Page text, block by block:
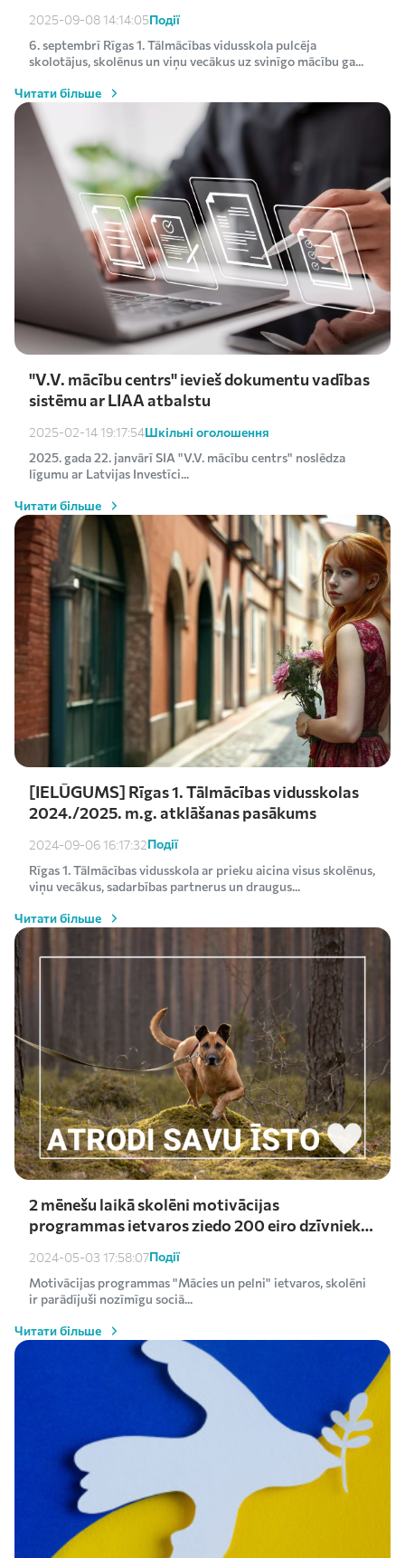
2025-09-08 14:14:05Події
6. septembrī Rīgas 1. Tālmācības vidusskola pulcēja
skolotājus, skolēnus un viņu vecākus uz svinīgo mācību ga...
Читати більше
"V.V. mācību centrs" ievieš dokumentu vadības
sistēmu ar LIAA atbalstu
2025-02-14 19:17:54Шкільні оголошення
2025. gada 22. janvārī SIA "V.V. mācību centrs" noslēdza
līgumu ar Latvijas Investīci...
Читати більше
[IELŪGUMS] Rīgas 1. Tālmācības vidusskolas
2024./2025. m.g. atklāšanas pasākums
2024-09-06 16:17:32Події
Rīgas 1. Tālmācības vidusskola ar prieku aicina visus skolēnus,
viņu vecākus, sadarbības partnerus un draugus...
Читати більше
2 mēnešu laikā skolēni motivācijas
programmas ietvaros ziedo 200 eiro dzīvnieku
2024-05-03 17:58:07Події
Motivācijas programmas "Mācies un pelni" ietvaros, skolēni
ir parādījuši nozīmīgu sociā...
Читати більше